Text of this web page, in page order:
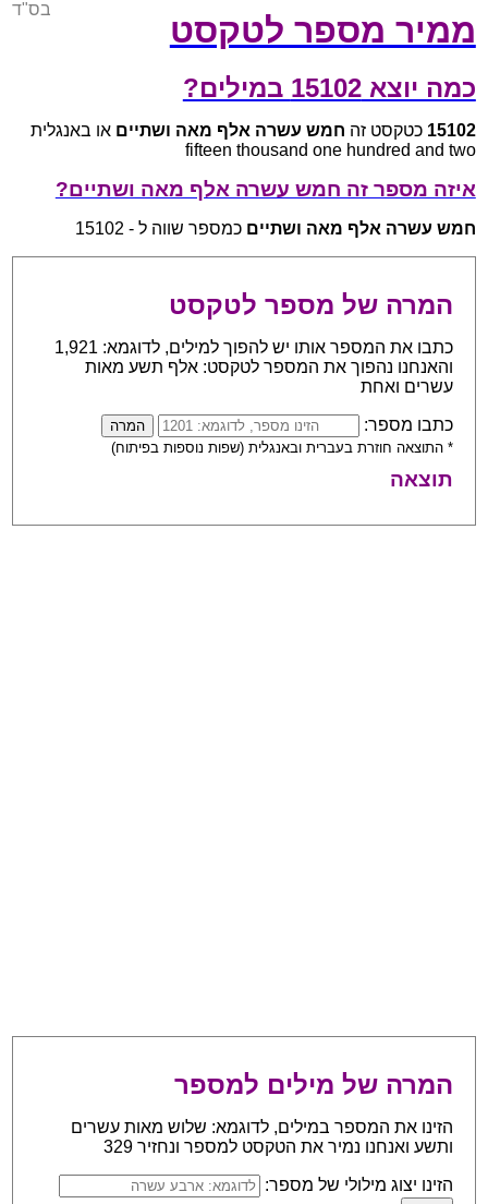
ממיר מספר לטקסט
בס"ד
כמה יוצא 15102 במילים?
15102 כטקסט זה חמש עשרה אלף מאה ושתיים או באנגלית
fifteen thousand one hundred and two
איזה מספר זה חמש עשרה אלף מאה ושתיים?
חמש עשרה אלף מאה ושתיים כמספר שווה ל - 15102
המרה של מספר לטקסט
כתבו את המספר אותו יש להפוך למילים, לדוגמא: 1,921
והאנחנו נהפוך את המספר לטקסט: אלף תשע מאות
עשרים ואחת
כתבו מספר:
* התוצאה חוזרת בעברית ובאנגלית (שפות נוספות בפיתוח)
תוצאה
המרה של מילים למספר
הזינו את המספר במילים, לדוגמא: שלוש מאות עשרים
ותשע ואנחנו נמיר את הטקסט למספר ונחזיר 329
הזינו יצוג מילולי של מספר: